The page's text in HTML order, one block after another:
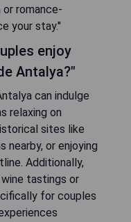
or romance-
your stay."
enjoy
Antalya?"
can indulge
relaxing on
sites like
nearby, or enjoying
Additionally,
tastings or
for couples